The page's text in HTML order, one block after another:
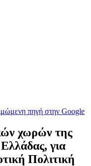
πηγή στην Google
χωρών της
για
Πολιτική